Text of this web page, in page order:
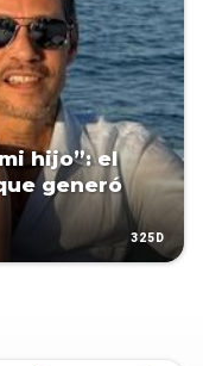
hijo”: el
generó
325D